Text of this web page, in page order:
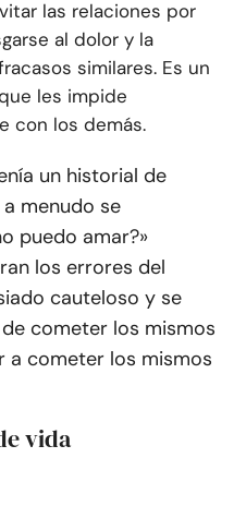
las relaciones por
al dolor y la
similares. Es un
les impide
con los demás.
un historial de
menudo se
puedo amar?»
los errores del
cauteloso y se
cometer los mismos
a cometer los mismos
vida